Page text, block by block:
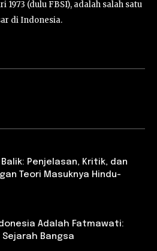
1973 (dulu FBSI), adalah salah satu
di Indonesia.
Penjelasan, Kritik, dan
Teori Masuknya Hindu-
Adalah Fatmawati:
Bangsa